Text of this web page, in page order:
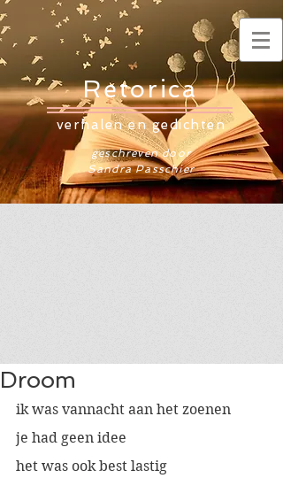
Retorica
verhalen en gedichten
geschreven door
Sandra Passchier
Droom
ik was vannacht aan het zoenen
je had geen idee
het was ook best lastig